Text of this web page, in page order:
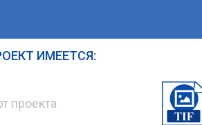
ИМЕЕТСЯ:
проекта